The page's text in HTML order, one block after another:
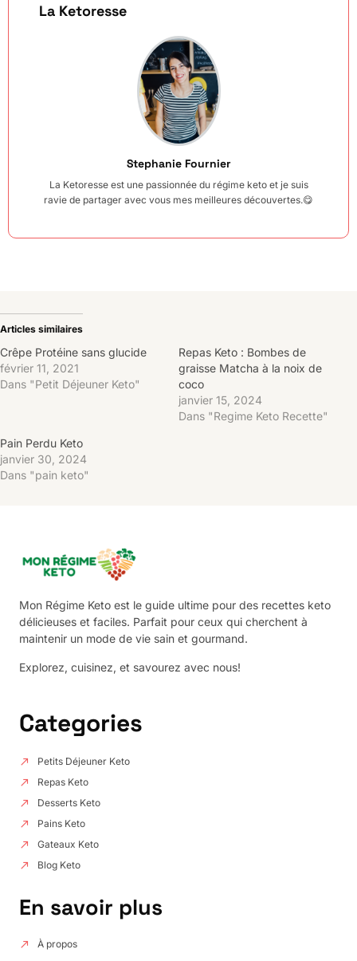
La Ketoresse
Stephanie Fournier
La Ketoresse est une passionnée du régime keto et je suis
ravie de partager avec vous mes meilleures découvertes.😋
Articles similaires
Crêpe Protéine sans glucide
février 11, 2021
Dans "Petit Déjeuner Keto"
Repas Keto : Bombes de
graisse Matcha à la noix de
coco
janvier 15, 2024
Dans "Regime Keto Recette"
Pain Perdu Keto
janvier 30, 2024
Dans "pain keto"
Mon Régime Keto est le guide ultime pour des recettes keto
délicieuses et faciles. Parfait pour ceux qui cherchent à
maintenir un mode de vie sain et gourmand.
Explorez, cuisinez, et savourez avec nous!
Categories
Petits Déjeuner Keto
Repas Keto
Desserts Keto
Pains Keto
Gateaux Keto
Blog Keto
En savoir plus
À propos